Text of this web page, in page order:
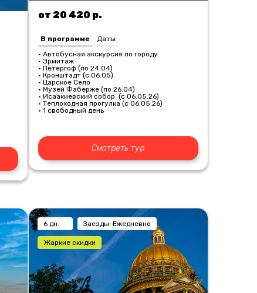
от 20 420 р.
В программе
Даты
• Автобусная экскурсия по городу
• Эрмитаж
• Петергоф (по 24.04)
• Кронштадт (с 06.05)
• Царское Село
• Музей Фаберже (по 26.04)
• Исаакиевский собор (с 06.05.26)
• Теплоходная прогулка (с 06.05.26)
• 1 свободный день
Смотреть тур
6 дн. Заезды: Ежедневно
Жаркие скидки